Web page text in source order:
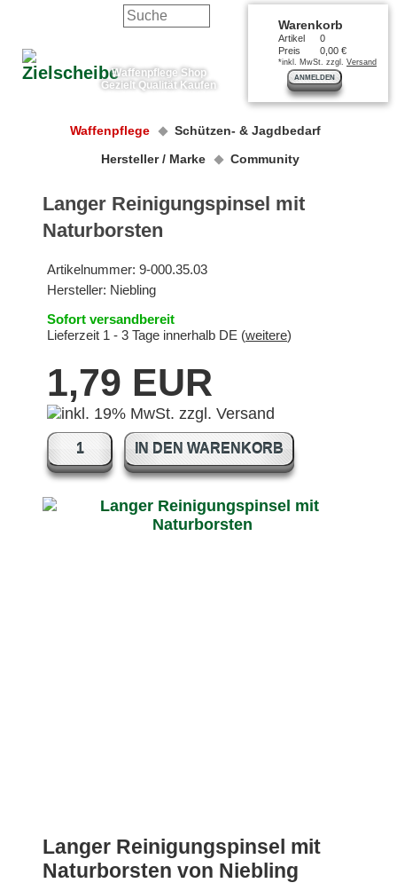
Waffenpflege Shop
Gezielt Qualität Kaufen
Warenkorb
Artikel
0
Preis
0,00 €
*inkl. MwSt. zzgl. Versand
ANMELDEN
Waffenpflege
Schützen- & Jagdbedarf
Hersteller / Marke
Community
Langer Reinigungspinsel mit
Naturborsten
Artikelnummer: 9-000.35.03
Hersteller: Niebling
Sofort versandbereit
Lieferzeit 1 - 3 Tage innerhalb DE (weitere)
1,79 EUR
IN DEN WARENKORB
Langer Reinigungspinsel mit
Naturborsten von Niebling